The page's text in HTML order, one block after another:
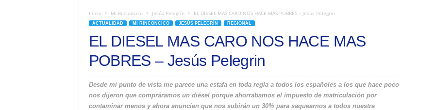
Inicio Mi Rinconcico Jesús Pelegrín EL DIESEL MAS CARO NOS HACE MAS POBRES – Jesús Pelegrin
ACTUALIDAD MI RINCONCICO JESÚS PELEGRÍN REGIONAL
EL DIESEL MAS CARO NOS HACE MAS
POBRES – Jesús Pelegrin
Desde mi punto de vista me parece una estafa en toda regla a todos los españoles a los que hace poco
nos dijeron que compráramos un diésel porque ahorrabamos el impuesto de matriculación por
contaminar menos y ahora anuncien que nos subirán un 30% para saquearnos a todos nuestra